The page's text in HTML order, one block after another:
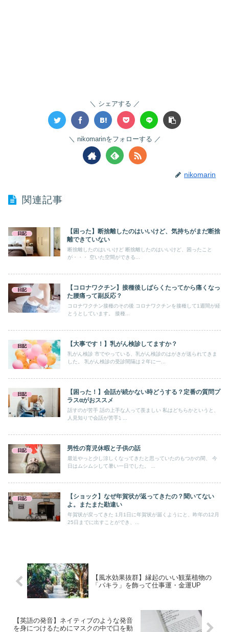
シェアする
nikomarinをフォローする
nikomarin
関連記事
日記
【困った】断捨離したのはいいけど、気持ちがまだ断捨
離できていない
断捨離したのはいいけど 断捨離したのはいいけど、困ったこと
が・・・ 空いた空間ができる...
日記
【コロナワクチン】接種後しばらくたってから痛くなっ
た腰痛って副反応？
コロナワクチン接種のその後 コロナワクチンを接種して1週間が経
とうとしています。 接種...
日記 【大事です！】乳がん検診してますか？
乳がん検診 市でやっている、乳がん検診のはがきが送られてきま
した。 乳がん検診の受診間隔は２年に一...
日記
【困った！】会話が続かない時どうする？定番の質問プ
ラスαがおススメ
話すのが苦手 話の上手な人って羨ましい 私はどちらかというと、
人見知りで会話が苦手⤵ ...
日記 男性の育児休暇と子供の話
最近やっと少し涼しくなってきたと思っていたのもつかの間、 今
日はムシムシして暑い一日でした。 ...
日記
【ショック】なぜ年賀状が返ってきたの？聞いてない
よ。またまた勘違い
年賀状が戻ってきた 1月1日に年賀状が届くようにと、昨年の12月
25日までに出すことができ、...
【風水効果抜群】縁起のいい観葉植物の
「パキラ」を飾って仕事運・金運UP
【英語の発音】ネイティブのような発音
を身につけるためにマスクの中で口を動